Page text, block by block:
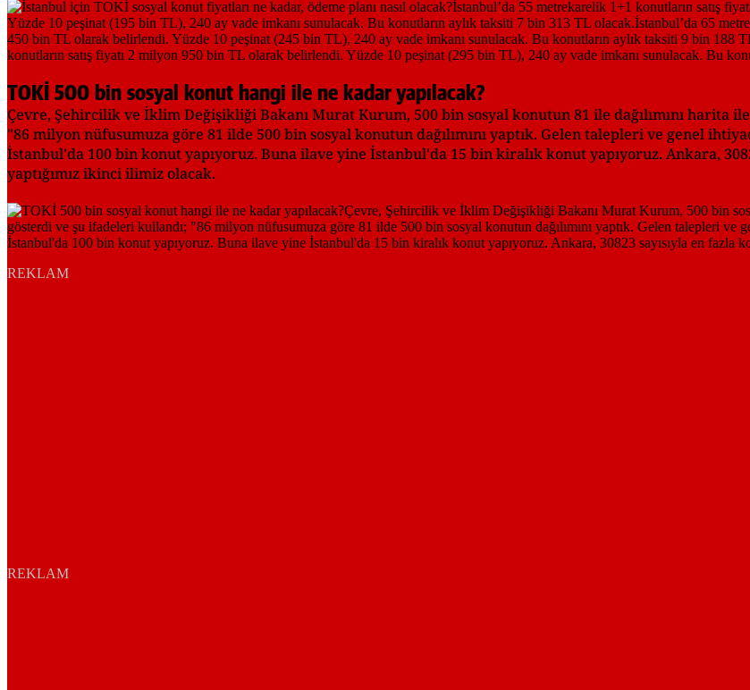
TOKİ 500 bin sosyal konut hangi ile ne kadar yapılacak?
Çevre, Şehircilik ve İklim Değişikliği Bakanı Murat Kurum, 500 bin sosyal konutun 81 ile dağılımını harita
"86 milyon nüfusumuza göre 81 ilde 500 bin sosyal konutun dağılımını yaptık. Gelen talepleri ve genel
İstanbul'da 100 bin konut yapıyoruz. Buna ilave yine İstanbul'da 15 bin kiralık konut yapıyoruz. Ankara,
yaptığımız ikinci ilimiz olacak.
REKLAM
REKLAM